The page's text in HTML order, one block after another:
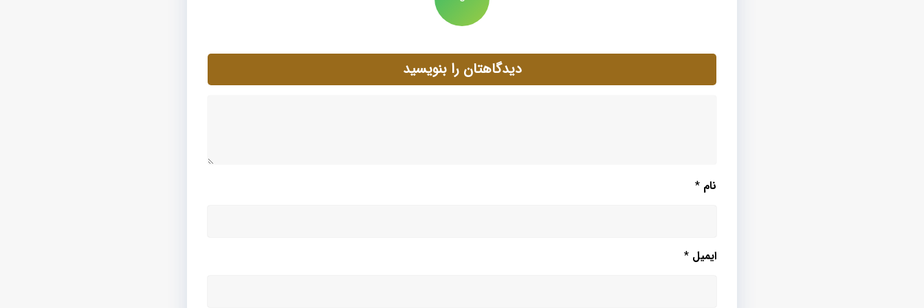
دیدگاهتان را بنویسید
نام *
ایمیل *